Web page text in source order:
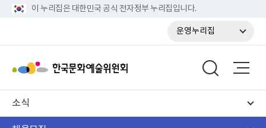
이 누리집은 대한민국 공식 전자정부 누리집입니다.
운영누리집
소식